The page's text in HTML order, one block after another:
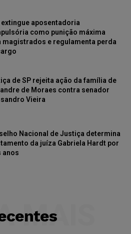
extingue aposentadoria
como punição máxima
magistrados e regulamenta perda
de SP rejeita ação da família de
de Moraes contra senador
Vieira
Nacional de Justiça determina
da juíza Gabriela Hardt por
anos
MAIS